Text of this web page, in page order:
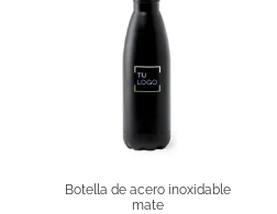
Botella de acero inoxidable
mate